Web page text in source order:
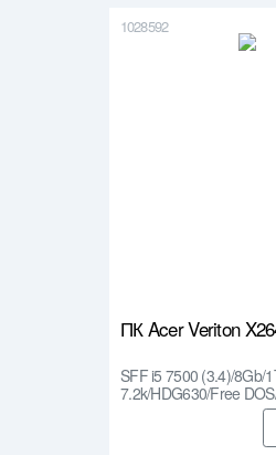
1028592
ПК Acer Veriton
SFF i5 7500 (3.4)/8Gb/
7.2k/HDG630/Free